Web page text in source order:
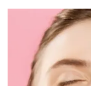
деле, как
смерти от
операции
вероятность
Осложнения,
возникают